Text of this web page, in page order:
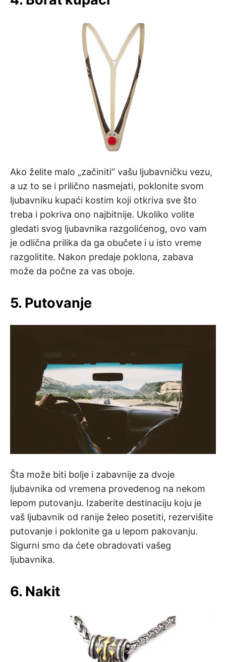
Ako želite malo „začiniti“ vašu ljubavničku vezu,
a uz to se i prilično nasmejati, poklonite svom
ljubavniku kupaći kostim koji otkriva sve što
treba i pokriva ono najbitnije. Ukoliko volite
gledati svog ljubavnika razgolićenog, ovo vam
je odlična prilika da ga obučete i u isto vreme
razgolitite. Nakon predaje poklona, zabava
može da počne za vas oboje.
5. Putovanje
Šta može biti bolje i zabavnije za dvoje
ljubavnika od vremena provedenog na nekom
lepom putovanju. Izaberite destinaciju koju je
vaš ljubavnik od ranije želeo posetiti, rezervišite
putovanje i poklonite ga u lepom pakovanju.
Sigurni smo da ćete obradovati vašeg
ljubavnika.
6. Nakit